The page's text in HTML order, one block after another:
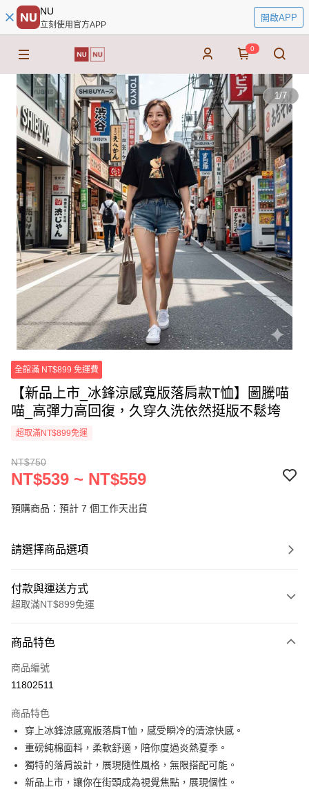
NU
立刻使用官方APP
開啟APP
0
1/7
全館滿 NT$899 免運費
【新品上市_冰鋒涼感寬版落肩款T恤】圖騰喵
喵_高彈力高回復，久穿久洗依然挺版不鬆垮
超取滿NT$899免運
NT$750
NT$539 ~ NT$559
預購商品：預計 7 個工作天出貨
請選擇商品選項
付款與運送方式
超取滿NT$899免運
信用卡一次付款
信用卡分期付款
合作金庫商業銀行
華南商業銀行
彰化商業銀行
上海商業儲蓄銀行
台北富邦商業銀行
國泰世華商業銀行
兆豐國際商業銀行
臺灣中小企業銀行
台中商業銀行
6 期 0 利率 每期
華南商業銀行
彰化商業銀行
上海商業儲蓄銀行
台北富邦商業銀行
國泰世華商業銀行
兆豐國際商業銀行
12 期 0 利率 每期NT$44
合作金庫商業銀行
第一商業銀行
上海商業儲蓄銀行
台北富邦商業銀行
超商取貨付款
LINE Pay
商品特色
商品編號
11802511
商品特色
穿上冰鋒涼感寬版落肩T恤，感受瞬冷的清涼快感。
重磅純棉面料，柔軟舒適，陪你度過炎熱夏季。
獨特的落肩設計，展現隨性風格，無限搭配可能。
新品上市，讓你在街頭成為視覺焦點，展現個性。